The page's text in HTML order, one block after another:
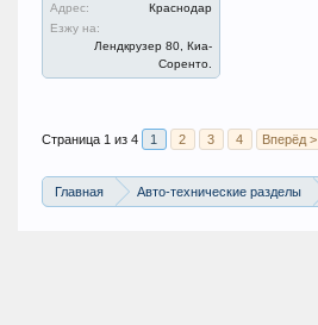
Адрес:
Краснодар
Езжу на:
Лендкрузер 80, Киа-
Соренто.
Страница 1 из 4 1 2 3 4 Вперёд >
Главная Авто-технические разделы